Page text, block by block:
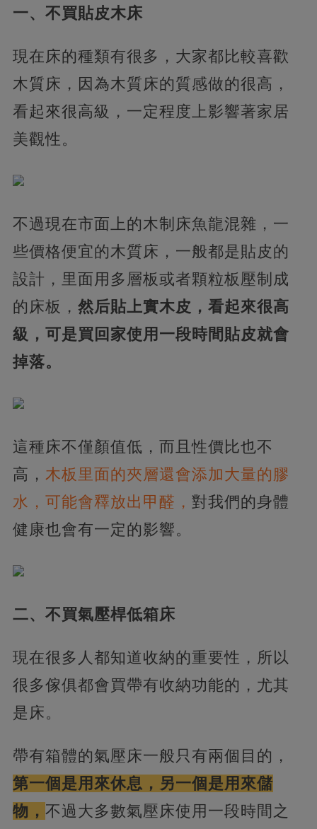
一、不買貼皮木床
現在床的種類有很多，大家都比較喜歡
木質床，因為木質床的質感做的很高，
看起來很高級，一定程度上影響著家居
美觀性。
不過現在市面上的木制床魚龍混雜，一
些價格便宜的木質床，一般都是貼皮的
設計，里面用多層板或者顆粒板壓制成
的床板， 然后貼上實木皮，看起來很高
級，可是買回家使用一段時間貼皮就會
掉落。
這種床不僅顏值低，而且性價比也不
高， 木板里面的夾層還會添加大量的膠
水，可能會釋放出甲醛， 對我們的身體
健康也會有一定的影響。
二、不買氣壓桿低箱床
現在很多人都知道收納的重要性，所以
很多傢俱都會買帶有收納功能的，尤其
是床。
帶有箱體的氣壓床一般只有兩個目的，
第一個是用來休息，另一個是用來儲
物， 不過大多數氣壓床使用一段時間之